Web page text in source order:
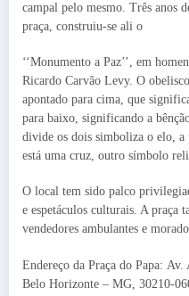
campal pelo mesmo. Três anos
praça, construiu-se ali o
‘‘Monumento a Paz’’, em
Ricardo Carvão Levy. O
apontado para cima, que
para baixo, significando a
divide os dois simboliza o elo, a
está uma cruz, outro símbolo
O local tem sido palco
e espetáculos culturais. A praça
vendedores ambulantes e
Endereço da Praça do Papa: Av.
Belo Horizonte – MG, 30210-